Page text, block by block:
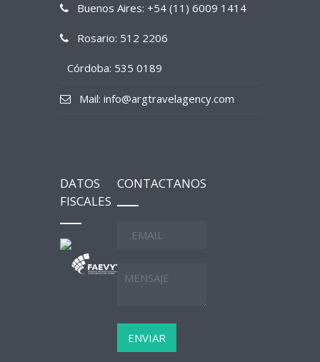
Buenos Aires: +54 (11) 6009 1414
Rosario: 512 2206
Córdoba: 535 0189
Mail: info@argtravelagency.com
DATOS
FISCALES
CONTACTANOS